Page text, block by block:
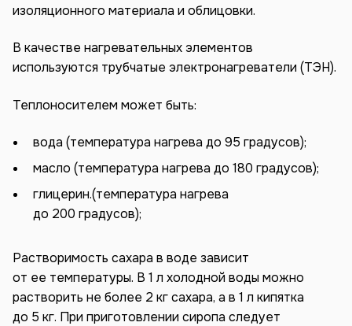
изоляционного материала и облицовки.
В качестве нагревательных элементов
используются трубчатые электронагреватели (ТЭН).
Теплоносителем может быть:
вода (температура нагрева до 95 градусов);
масло (температура нагрева до 180 градусов);
глицерин.(температура нагрева
до 200 градусов);
Растворимость сахара в воде зависит
от ее температуры. В 1 л холодной воды можно
растворить не более 2 кг сахара, а в 1 л кипятка
до 5 кг. При приготовлении сиропа следует